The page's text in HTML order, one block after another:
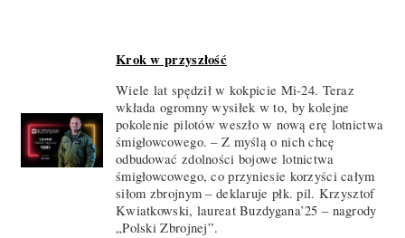
Krok w przyszłość
Wiele lat spędził w kokpicie Mi-24. Teraz
wkłada ogromny wysiłek w to, by kolejne
pokolenie pilotów weszło w nową erę lotnictwa
śmigłowcowego. – Z myślą o nich chcę
odbudować zdolności bojowe lotnictwa
śmigłowcowego, co przyniesie korzyści całym
siłom zbrojnym – deklaruje płk. pil. Krzysztof
Kwiatkowski, laureat Buzdygana’25 – nagrody
„Polski Zbrojnej”.